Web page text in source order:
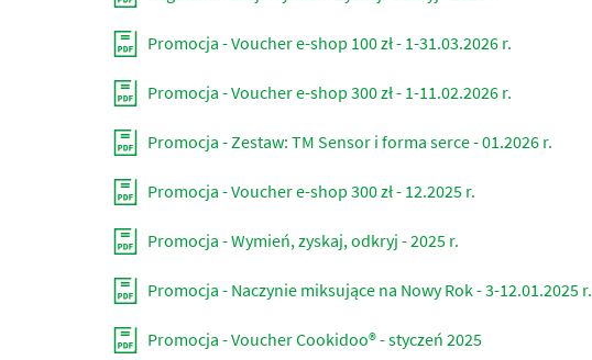
Promocja - Voucher e-shop 100 zł - 1-31.03.2026 r.
Promocja - Voucher e-shop 300 zł - 1-11.02.2026 r.
Promocja - Zestaw: TM Sensor i forma serce - 01.2026 r.
Promocja - Voucher e-shop 300 zł - 12.2025 r.
Promocja - Wymień, zyskaj, odkryj - 2025 r.
Promocja - Naczynie miksujące na Nowy Rok - 3-12.01.2025 r.
Promocja - Voucher Cookidoo® - styczeń 2025